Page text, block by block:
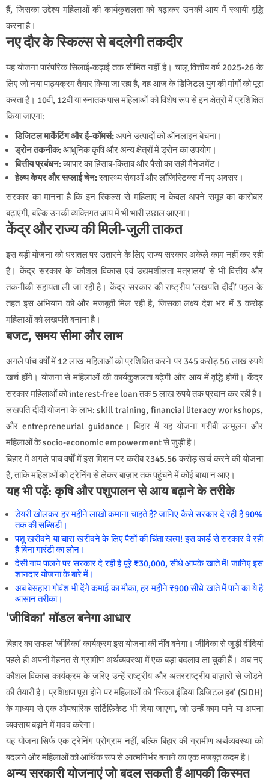
हैं, जिसका उद्देश्य महिलाओं की कार्यकुशलता को बढ़ाकर उनकी आय में स्थायी वृद्धि
करना है।
नए दौर के स्किल्स से बदलेगी तकदीर
यह योजना पारंपरिक सिलाई-कढ़ाई तक सीमित नहीं है। चालू वित्तीय वर्ष 2025-26 के
लिए जो नया पाठ्यक्रम तैयार किया जा रहा है, वह आज के डिजिटल युग की मांगों को पूरा
करता है। 10वीं, 12वीं या स्नातक पास महिलाओं को विशेष रूप से इन क्षेत्रों में प्रशिक्षित
किया जाएगा:
डिजिटल मार्केटिंग और ई-कॉमर्स:अपने उत्पादों को ऑनलाइन बेचना।
ड्रोन तकनीक:आधुनिक कृषि और अन्य क्षेत्रों में ड्रोन का उपयोग।
वित्तीय प्रबंधन:व्यापार का हिसाब-किताब और पैसों का सही मैनेजमेंट।
हेल्थ केयर और सप्लाई चेन:स्वास्थ्य सेवाओं और लॉजिस्टिक्स में नए अवसर।
सरकार का मानना है कि इन स्किल्स से महिलाएं न केवल अपने समूह का कारोबार
बढ़ाएंगी, बल्कि उनकी व्यक्तिगत आय में भी भारी उछाल आएगा।
केंद्र और राज्य की मिली-जुली ताकत
इस बड़ी योजना को धरातल पर उतारने के लिए राज्य सरकार अकेले काम नहीं कर रही
है। केंद्र सरकार के 'कौशल विकास एवं उद्यमशीलता मंत्रालय' से भी वित्तीय और
तकनीकी सहायता ली जा रही है। केंद्र सरकार की राष्ट्रीय 'लखपति दीदी' पहल के
तहत इस अभियान को और मजबूती मिल रही है, जिसका लक्ष्य देश भर में 3 करोड़
महिलाओं को लखपति बनाना है।
बजट, समय सीमा और लाभ
अगले पांच वर्षों में 12 लाख महिलाओं को प्रशिक्षित करने पर 345 करोड़ 56 लाख रुपये
खर्च होंगे। योजना से महिलाओं की कार्यकुशलता बढ़ेगी और आय में वृद्धि होगी। केंद्र
सरकार महिलाओं को interest-free loan तक 5 लाख रुपये तक प्रदान कर रही है।
लखपति दीदी योजना के लाभ: skill training, financial literacy workshops,
और entrepreneurial guidance। बिहार में यह योजना गरीबी उन्मूलन और
महिलाओं के socio-economic empowerment से जुड़ी है।
बिहार में अगले पांच वर्षों में इस मिशन पर करीब ₹345.56 करोड़ खर्च करने की योजना
है, ताकि महिलाओं को ट्रेनिंग से लेकर बाज़ार तक पहुंचने में कोई बाधा न आए।
यह भी पढ़ें: कृषि और पशुपालन से आय बढ़ाने के तरीके
डेयरी खोलकर हर महीने लाखों कमाना चाहते हैं? जानिए कैसे सरकार दे रही है 90%
तक की सब्सिडी।
पशु खरीदने या चारा खरीदने के लिए पैसों की चिंता खत्म! इस कार्ड से सरकार दे रही
है बिना गारंटी का लोन।
देसी गाय पालने पर सरकार दे रही है पूरे ₹30,000, सीधे आपके खाते में! जानिए इस
शानदार योजना के बारे में।
अब बेसहारा गोवंश भी देंगे कमाई का मौका, हर महीने ₹900 सीधे खाते में पाने का ये है
आसान तरीका।
'जीविका' मॉडल बनेगा आधार
बिहार का सफल 'जीविका' कार्यक्रम इस योजना की नींव बनेगा। जीविका से जुड़ी दीदियां
पहले ही अपनी मेहनत से ग्रामीण अर्थव्यवस्था में एक बड़ा बदलाव ला चुकी हैं। अब नए
कौशल विकास कार्यक्रम के जरिए उन्हें राष्ट्रीय और अंतरराष्ट्रीय बाज़ारों से जोड़ने
की तैयारी है। प्रशिक्षण पूरा होने पर महिलाओं को 'स्किल इंडिया डिजिटल हब' (SIDH)
के माध्यम से एक औपचारिक सर्टिफ़िकेट भी दिया जाएगा, जो उन्हें काम पाने या अपना
व्यवसाय बढ़ाने में मदद करेगा।
यह योजना सिर्फ एक ट्रेनिंग प्रोग्राम नहीं, बल्कि बिहार की ग्रामीण अर्थव्यवस्था को
बदलने और महिलाओं को आर्थिक रूप से आत्मनिर्भर बनाने का एक मजबूत कदम है।
अन्य सरकारी योजनाएं जो बदल सकती हैं आपकी किस्मत